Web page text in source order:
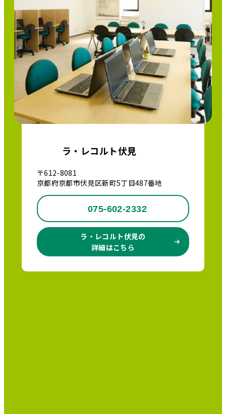
ラ・レコルト伏見
〒612-8081
京都府京都市伏見区新町5丁目487番地
075-602-2332
ラ・レコルト伏見の
詳細はこちら